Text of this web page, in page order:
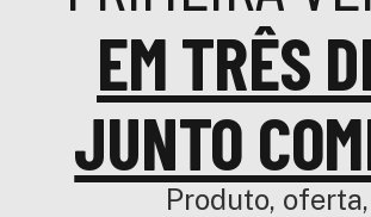
EM TRÊS
JUNTO
Produto, oferta,